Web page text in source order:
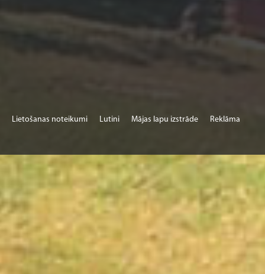
Lietošanas noteikumi Lutini Mājas lapu izstrāde Reklāma